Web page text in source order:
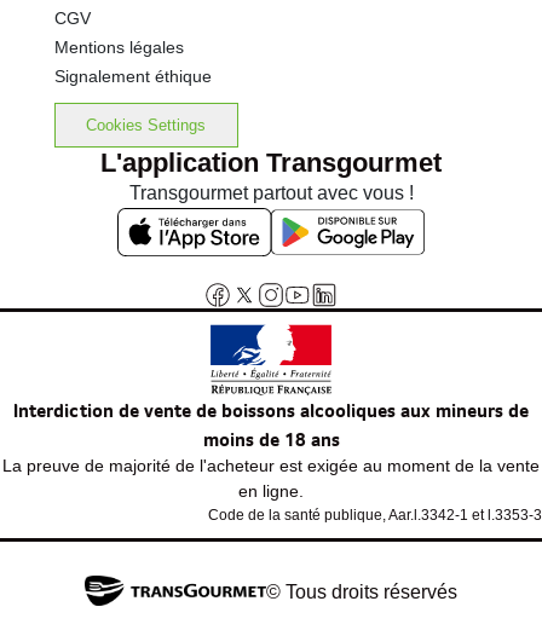
CGV
Mentions légales
Signalement éthique
Cookies Settings
L'application Transgourmet
Transgourmet partout avec vous !
Interdiction de vente de boissons alcooliques aux mineurs de
moins de 18 ans
La preuve de majorité de l'acheteur est exigée au moment de la vente
en ligne.
Code de la santé publique, Aar.l.3342-1 et l.3353-3
© Tous droits réservés